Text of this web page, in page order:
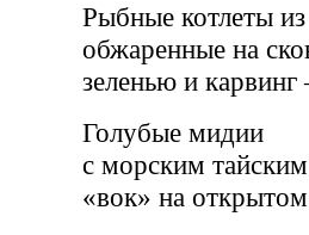
Рыбные котлеты
обжаренные на
зеленью и
Голубые мидии
с морским
«вок» на